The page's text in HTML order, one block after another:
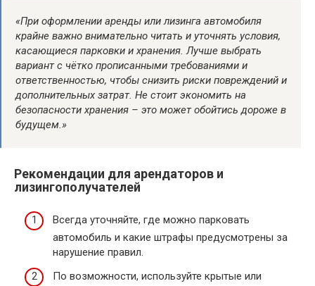
«При оформлении аренды или лизинга автомобиля
крайне важно внимательно читать и уточнять условия,
касающиеся парковки и хранения. Лучше выбрать
вариант с чётко прописанными требованиями и
ответственностью, чтобы снизить риски повреждений и
дополнительных затрат. Не стоит экономить на
безопасности хранения – это может обойтись дороже в
будущем.»
Рекомендации для арендаторов и
лизингополучателей
Всегда уточняйте, где можно парковать
автомобиль и какие штрафы предусмотрены за
нарушение правил.
По возможности, используйте крытые или